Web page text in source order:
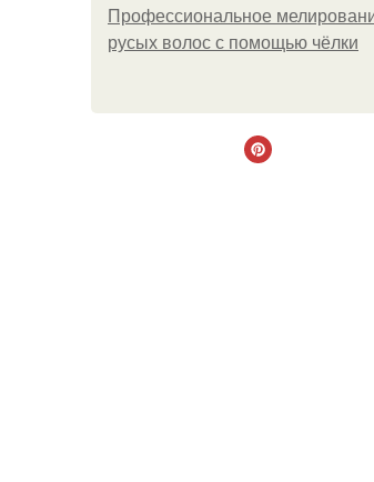
Профессиональное
русых волос с помощью чёлки